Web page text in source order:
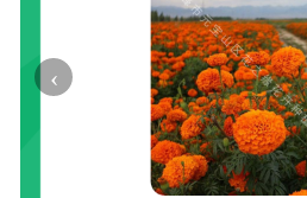
‹